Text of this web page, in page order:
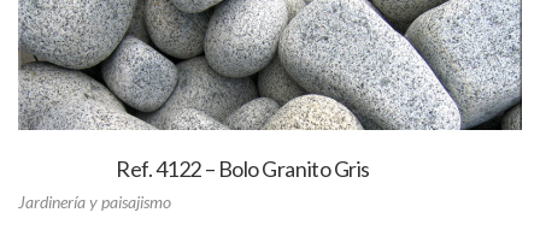
Ref. 4122 – Bolo Granito Gris
Jardinería y paisajismo